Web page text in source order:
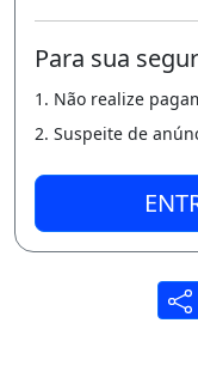
pagamento.
Aceita proposta.
Excelente
venda em
Paraguai com
de campo,
Para sua
1. Não realize
2. Suspeite de